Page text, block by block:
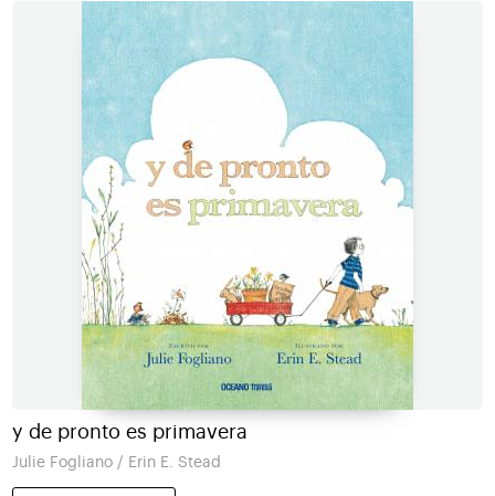
y de pronto es primavera
Julie Fogliano / Erin E. Stead